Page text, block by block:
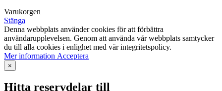
Varukorgen
Stänga
Denna webbplats använder cookies för att förbättra
användarupplevelsen. Genom att använda vår webbplats samtycker
du till alla cookies i enlighet med vår integritetspolicy.
Mer information Mer
Acceptera
×
Hitta reservdelar till